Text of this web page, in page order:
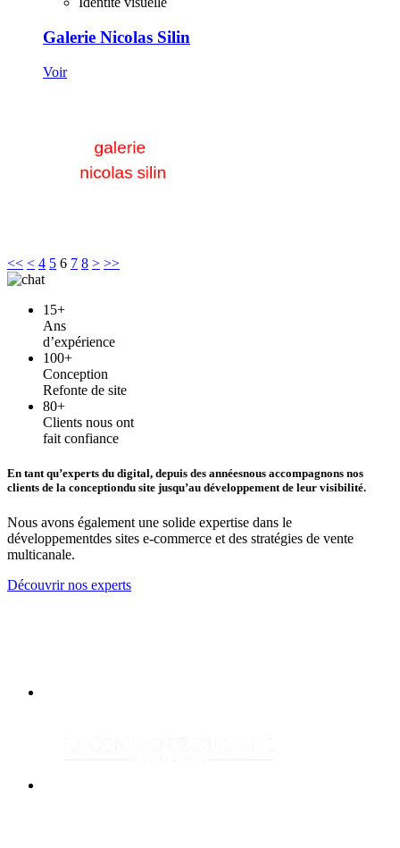
Galerie Nicolas Silin
Voir
<< < 4 5 6 7 8 > >>
15+
Ans
d’expérience
100+
Conception
Refonte de site
80+
Clients nous ont
fait confiance
En tant qu’experts du digital, depuis des annéesnous accompagnons nos
clients de la conceptiondu site jusqu’au développement de leur visibilité.
Nous avons également une solide expertise dans le
développementdes sites e-commerce et des stratégies de vente
multicanale.
Découvrir nos experts